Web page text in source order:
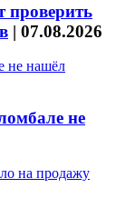
проверить
| 07.08.2026
не